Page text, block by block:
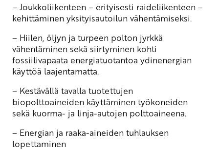
– Joukkoliikenteen – erityisesti raideliikenteen –
kehittäminen yksityisautoilun vähentämiseksi.
– Hiilen, öljyn ja turpeen polton jyrkkä
vähentäminen sekä siirtyminen kohti
fossiilivapaata energiatuotantoa ydinenergian
käyttöä laajentamatta.
– Kestävällä tavalla tuotettujen
biopolttoaineiden käyttäminen työkoneiden
sekä kuorma- ja linja-autojen polttoaineena.
– Energian ja raaka-aineiden tuhlauksen
lopettaminen